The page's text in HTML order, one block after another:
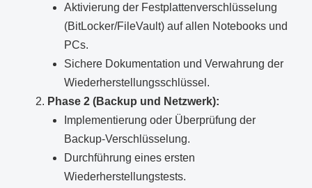
Aktivierung der Festplattenverschlüsselung
(BitLocker/FileVault) auf allen Notebooks und
PCs.
Sichere Dokumentation und Verwahrung der
Wiederherstellungsschlüssel.
Phase 2 (Backup und Netzwerk):
Implementierung oder Überprüfung der
Backup-Verschlüsselung.
Durchführung eines ersten
Wiederherstellungstests.